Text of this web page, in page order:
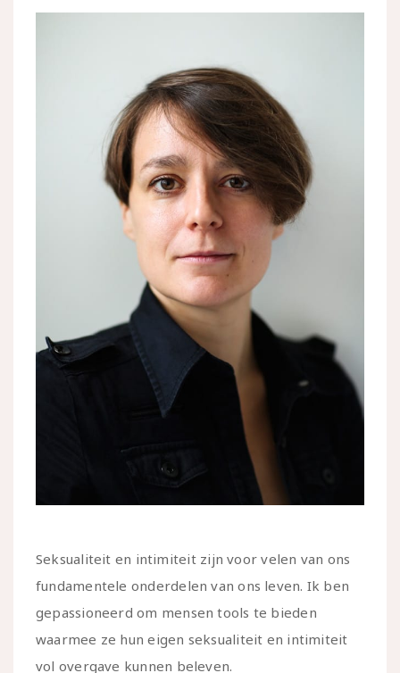
Seksualiteit en intimiteit zijn voor velen van ons
fundamentele onderdelen van ons leven. Ik ben
gepassioneerd om mensen tools te bieden
waarmee ze hun eigen seksualiteit en intimiteit
vol overgave kunnen beleven.